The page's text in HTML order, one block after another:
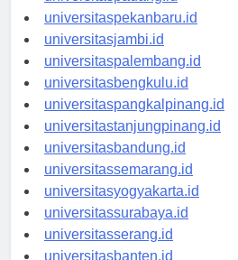
universitaspadang.id
universitaspekanbaru.id
universitasjambi.id
universitaspalembang.id
universitasbengkulu.id
universitaspangkalpinang.id
universitastanjungpinang.id
universitasbandung.id
universitassemarang.id
universitasyogyakarta.id
universitassurabaya.id
universitasserang.id